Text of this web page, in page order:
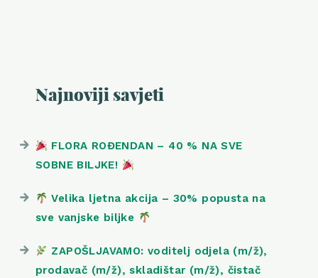
Najnoviji savjeti
FLORA ROĐENDAN – 40 % NA SVE
SOBNE BILJKE!
Velika ljetna akcija – 30% popusta na
sve vanjske biljke
ZAPOŠLJAVAMO: voditelj odjela (m/ž),
prodavač (m/ž), skladištar (m/ž), čistač